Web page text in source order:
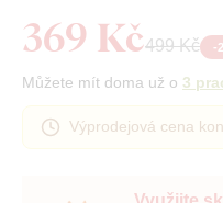
369 Kč499 Kč -
Můžete mít doma už o 3
Výprodejová cena